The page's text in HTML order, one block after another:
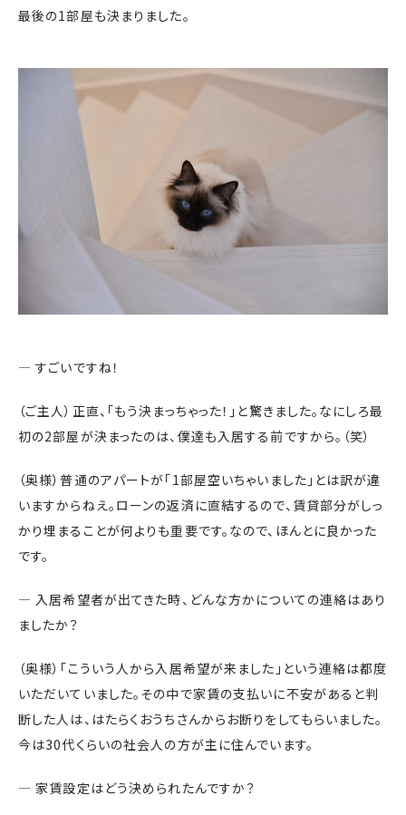
最後の1部屋も決まりました。
― すごいですね！
（ご主人）正直、「もう決まっちゃった！」と驚きました。なにしろ最
初の2部屋が決まったのは、僕達も入居する前ですから。（笑）
（奥様）普通のアパートが「1部屋空いちゃいました」とは訳が違
いますからねえ。ローンの返済に直結するので、賃貸部分がしっ
かり埋まることが何よりも重要です。なので、ほんとに良かった
です。
― 入居希望者が出てきた時、どんな方かについての連絡はあり
ましたか？
（奥様）「こういう人から入居希望が来ました」という連絡は都度
いただいていました。その中で家賃の支払いに不安があると判
断した人は、はたらくおうちさんからお断りをしてもらいました。
今は30代くらいの社会人の方が主に住んでいます。
― 家賃設定はどう決められたんですか？